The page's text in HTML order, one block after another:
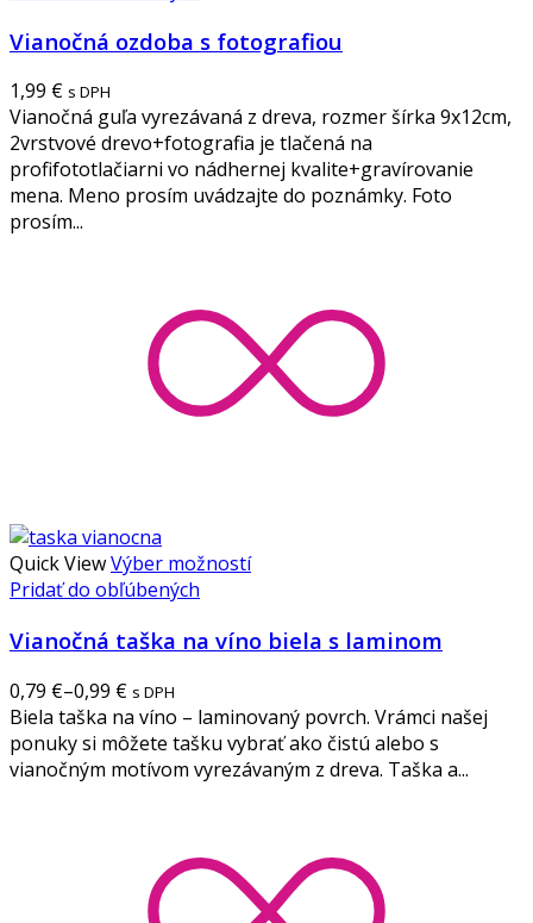
Vianočná ozdoba s fotografiou
1,99 € s DPH
Vianočná guľa vyrezávaná z dreva, rozmer šírka 9x12cm,
2vrstvové drevo+fotografia je tlačená na
profifototlačiarni vo nádhernej kvalite+gravírovanie
mena. Meno prosím uvádzajte do poznámky. Foto
prosím...
Quick ViewVýber možností
Pridať do obľúbených
Vianočná taška na víno biela s laminom
0,79 €–0,99 € s DPH
Biela taška na víno – laminovaný povrch. Vrámci našej
ponuky si môžete tašku vybrať ako čistú alebo s
vianočným motívom vyrezávaným z dreva. Taška a...